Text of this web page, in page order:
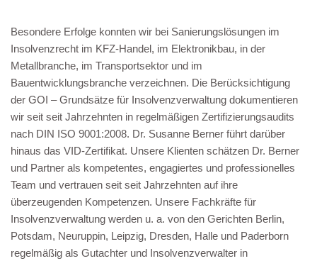
Besondere Erfolge konnten wir bei Sanierungslösungen im
Insolvenzrecht im KFZ-Handel, im Elektronikbau, in der
Metallbranche, im Transportsektor und im
Bauentwicklungsbranche verzeichnen. Die Berücksichtigung
der GOI – Grundsätze für Insolvenzverwaltung dokumentieren
wir seit seit Jahrzehnten in regelmäßigen Zertifizierungsaudits
nach DIN ISO 9001:2008. Dr. Susanne Berner führt darüber
hinaus das VID-Zertifikat. Unsere Klienten schätzen Dr. Berner
und Partner als kompetentes, engagiertes und professionelles
Team und vertrauen seit seit Jahrzehnten auf ihre
überzeugenden Kompetenzen. Unsere Fachkräfte für
Insolvenzverwaltung werden u. a. von den Gerichten Berlin,
Potsdam, Neuruppin, Leipzig, Dresden, Halle und Paderborn
regelmäßig als Gutachter und Insolvenzverwalter in